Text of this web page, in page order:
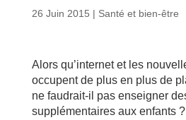
26 Juin 2015 | Santé et bien-être
Alors qu’internet et les
occupent de plus en plus de
ne faudrait-il pas enseigner
supplémentaires aux enfants